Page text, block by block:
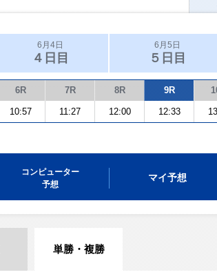
6月4日
４日目
6月5日
５日目
6R 7R 8R 9R
10:57 11:27 12:00 12:33
コンピューター
予想
マイ予想
単勝・複勝